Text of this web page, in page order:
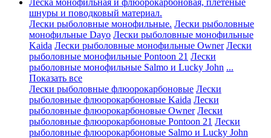
Леска монофильная и флюорокарбоновая, плетёные
шнуры и поводковый материал.
Лески рыболовные монофильные. Лески рыболовные
монофильные Dayo Лески рыболовные монофильные
Kaida Лески рыболовные монофильные Owner Лески
рыболовные монофильные Pontoon 21 Лески
рыболовные монофильные Salmo и Lucky John ...
Показать все
Лески рыболовные флюорокарбоновые Лески
рыболовные флюорокарбоновые Kaida Лески
рыболовные флюорокарбоновые Owner Лески
рыболовные флюорокарбоновые Pontoon 21 Лески
рыболовные флюорокарбоновые Salmo и Lucky John